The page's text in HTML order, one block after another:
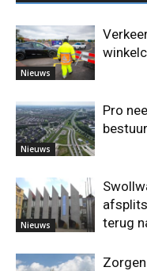
Nieuws
Nieuws
Pro
Nieuws
terug